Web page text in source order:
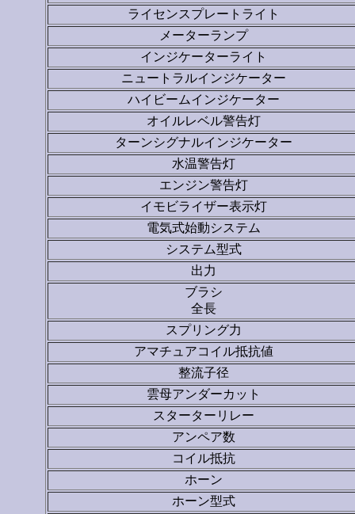
ライセンスプレートライト
メーターランプ
インジケーターライト
ニュートラルインジケーター
ハイビームインジケーター
オイルレベル警告灯
ターンシグナルインジケーター
水温警告灯
エンジン警告灯
イモビライザー表示灯
電気式始動システム
システム型式
出力
ブラシ
全長
スプリング力
アマチュアコイル抵抗値
整流子径
雲母アンダーカット
スターターリレー
アンペア数
コイル抵抗
ホーン
ホーン型式